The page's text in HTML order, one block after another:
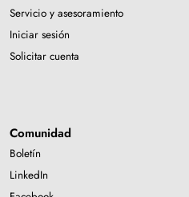
Servicio y asesoramiento
Iniciar sesión
Solicitar cuenta
Comunidad
Boletín
LinkedIn